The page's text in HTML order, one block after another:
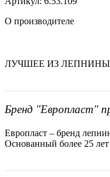
О производителе
ЛУЧШЕЕ ИЗ ЛЕПНИНЫ
Бренд "Европласт"
Европласт – бренд
Основанный более 25